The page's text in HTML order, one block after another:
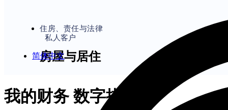
住房、责任与法律
房屋与居住
私人客户
简体中文
我的财务 数字描述